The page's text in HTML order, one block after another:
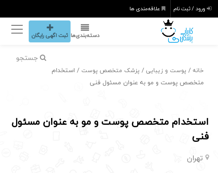
ورود / ثبت نام علاقه‌مندی ها
دسته‌بندی‌ها ثبت اگهی رایگان
جستجو
خانه / پوست و زیبایی / پزشک متخصص پوست / استخدام
متخصص پوست و مو به عنوان مسئول فنی
استخدام متخصص پوست و مو به عنوان مسئول
فنی
تهران